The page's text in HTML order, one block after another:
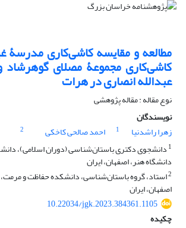
مطالعه و مقایسه کاشی‌کاری مدرسۀ
کاشی‌کاری مجموعۀ مصلای گوهرشاد
عبدالله انصاری در هرات
نوع مقاله : مقاله پژوهشی
نویسندگان
زهرا راشدنیا
1 احمد صالحی کاخکی
2
1 دانشجوی دکتری باستان‌شناسی (دوران اسلامی)،
دانشگاه هنر، اصفهان، ایران
2استاد، گروه باستان‌شناسی، دانشکده حفاظت و مرمت،
اصفهان، ایران
10.22034/jgk.2023.384361.1105
چکیده